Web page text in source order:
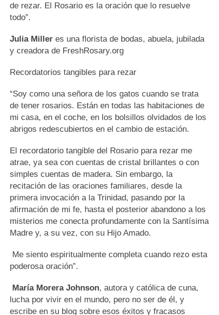
de rezar. El Rosario es la oración que lo resuelve
todo”.
Julia Miller es una florista de bodas, abuela, jubilada
y creadora de FreshRosary.org
Recordatorios tangibles para rezar
“Soy como una señora de los gatos cuando se trata
de tener rosarios. Están en todas las habitaciones de
mi casa, en el coche, en los bolsillos olvidados de los
abrigos redescubiertos en el cambio de estación.
El recordatorio tangible del Rosario para rezar me
atrae, ya sea con cuentas de cristal brillantes o con
simples cuentas de madera. Sin embargo, la
recitación de las oraciones familiares, desde la
primera invocación a la Trinidad, pasando por la
afirmación de mi fe, hasta el posterior abandono a los
misterios me conecta profundamente con la Santísima
Madre y, a su vez, con su Hijo Amado.
Me siento espiritualmente completa cuando rezo esta
poderosa oración”.
María Morera Johnson, autora y católica de cuna,
lucha por vivir en el mundo, pero no ser de él, y
escribe en su blog sobre esos éxitos y fracasos